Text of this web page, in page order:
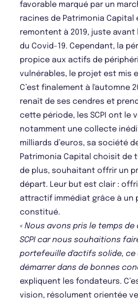
favorable marqué par un
racines de Patrimonia Capital
remontent à 2019, juste
du Covid-19. Cependant, la
propice aux actifs de
vulnérables, le projet est mis
C’est finalement à l'automne
renaît de ses cendres et
cette période, les SCPI ont le
notamment une collecte
milliards d’euros, sa société
Patrimonia Capital choisit de
de plus, souhaitant offrir un
départ. Leur but est clair :
attractif immédiat grâce à un
constitué.
« Nous avons pris le temps
SCPI car nous souhaitions
portefeuille d'actifs solide, ce
démarrer dans de bonnes
expliquent les fondateurs.
vision, résolument orientée